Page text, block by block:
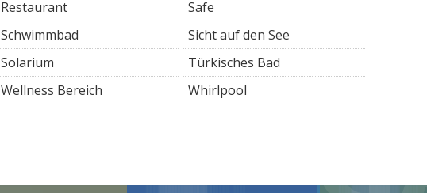
Restaurant
Safe
Schwimmbad
Sicht auf den See
Solarium
Türkisches Bad
Wellness Bereich
Whirlpool